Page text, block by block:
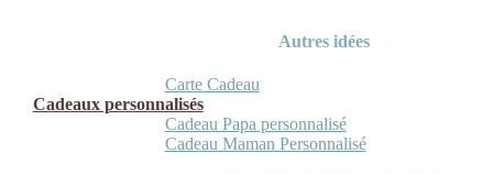
Autres idées
Carte Cadeau
Cadeaux personnalisés
Cadeau Papa personnalisé
Cadeau Maman Personnalisé